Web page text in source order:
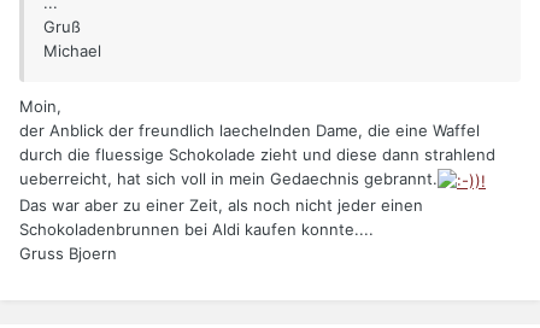
Gruß
Michael
Moin,
der Anblick der freundlich laechelnden Dame, die eine Waffel
durch die fluessige Schokolade zieht und diese dann strahlend
ueberreicht, hat sich voll in mein Gedaechnis gebrannt.
Das war aber zu einer Zeit, als noch nicht jeder einen
Schokoladenbrunnen bei Aldi kaufen konnte....
Gruss Bjoern